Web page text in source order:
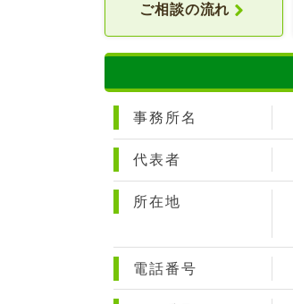
ご相談の流れ
事務所名
代表者
所在地
電話番号